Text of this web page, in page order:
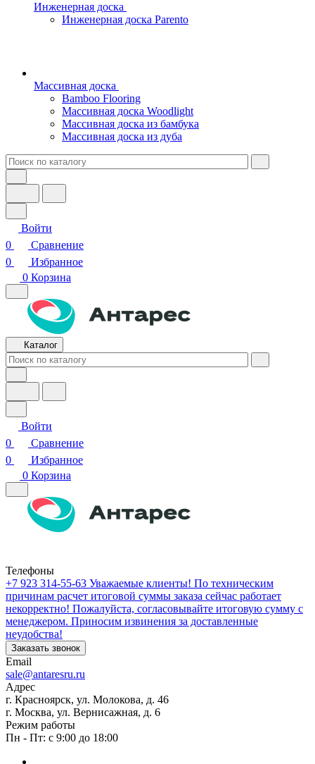
Инженерная доска
Инженерная доска Parento
Массивная доска
Bamboo Flooring
Массивная доска Woodlight
Массивная доска из бамбука
Массивная доска из дуба
Войти
0
Сравнение
0
Избранное
0 Корзина
Каталог
Войти
0
Сравнение
0
Избранное
0 Корзина
Телефоны
+7 923 314-55-63 Уважаемые клиенты! По техническим
причинам расчет итоговой суммы заказа сейчас работает
некорректно! Пожалуйста, согласовывайте итоговую сумму с
менеджером. Приносим извинения за доставленные
неудобства!
Заказать звонок
Email
sale@antaresru.ru
Адрес
г. Красноярск, ул. Молокова, д. 46
г. Москва, ул. Вернисажная, д. 6
Режим работы
Пн - Пт: с 9:00 до 18:00